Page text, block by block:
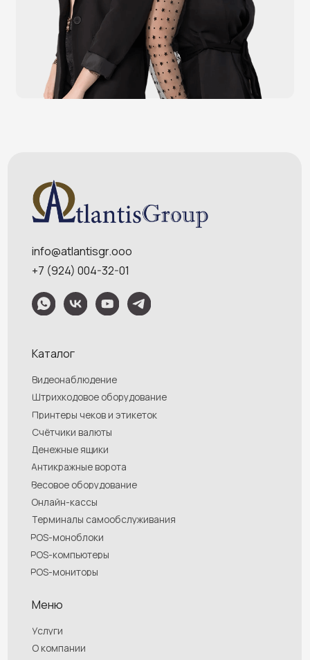
Услуги
О компании
Оплата и доставка
информационные материалы и цены, размещенные на сайте, не являются
публичной офертой, определяемой положениями Статей 435 и 437
Гражданского кодекса РФ. Ваш заказ, включая стоимость и наличие товара,
будет подтвержден нашим менеджером посредством телефонного звонка на
номер, указанный Вами при заказе.
POS-компьютеры
POS-мониторы